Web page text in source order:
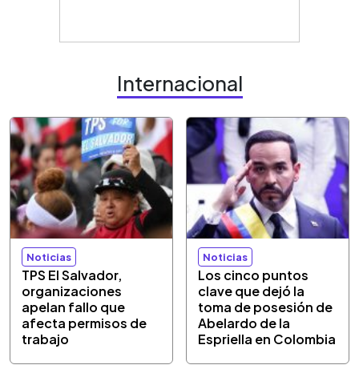
Internacional
Noticias
TPS El Salvador,
organizaciones
apelan fallo que
afecta permisos de
trabajo
Noticias
Los cinco puntos
clave que dejó la
toma de posesión de
Abelardo de la
Espriella en Colombia